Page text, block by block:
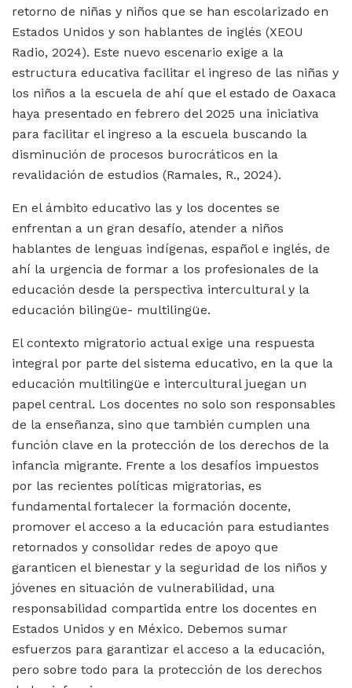
retorno de niñas y niños que se han escolarizado en
Estados Unidos y son hablantes de inglés (XEOU
Radio, 2024). Este nuevo escenario exige a la
estructura educativa facilitar el ingreso de las niñas y
los niños a la escuela de ahí que el estado de Oaxaca
haya presentado en febrero del 2025 una iniciativa
para facilitar el ingreso a la escuela buscando la
disminución de procesos burocráticos en la
revalidación de estudios (Ramales, R., 2024).
En el ámbito educativo las y los docentes se
enfrentan a un gran desafío, atender a niños
hablantes de lenguas indígenas, español e inglés, de
ahí la urgencia de formar a los profesionales de la
educación desde la perspectiva intercultural y la
educación bilingüe- multilingüe.
El contexto migratorio actual exige una respuesta
integral por parte del sistema educativo, en la que la
educación multilingüe e intercultural juegan un
papel central. Los docentes no solo son responsables
de la enseñanza, sino que también cumplen una
función clave en la protección de los derechos de la
infancia migrante. Frente a los desafíos impuestos
por las recientes políticas migratorias, es
fundamental fortalecer la formación docente,
promover el acceso a la educación para estudiantes
retornados y consolidar redes de apoyo que
garanticen el bienestar y la seguridad de los niños y
jóvenes en situación de vulnerabilidad, una
responsabilidad compartida entre los docentes en
Estados Unidos y en México. Debemos sumar
esfuerzos para garantizar el acceso a la educación,
pero sobre todo para la protección de los derechos